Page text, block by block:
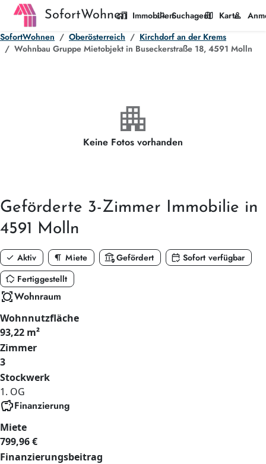
SofortWohnen
home_work Immobilien
manage_search Suchagent
map Karte
person
SofortWohnen
Oberösterreich
Kirchdorf an der Krems
Wohnbau Gruppe Mietobjekt in Buseckerstraße 18, 4591 Molln
apartment
Keine Fotos vorhanden
Geförderte 3-Zimmer Immobilie in
4591 Molln
check Aktiv format_paragraph Miete assured_workloadGefördert calendar_check Sofort verfügbar
in_home_mode Fertiggestellt
all_outWohnraum
Wohnnutzfläche
93,22 m²
Zimmer
3
Stockwerk
1. OG
savingsFinanzierung
Miete
799,96 €
Finanzierungsbeitrag